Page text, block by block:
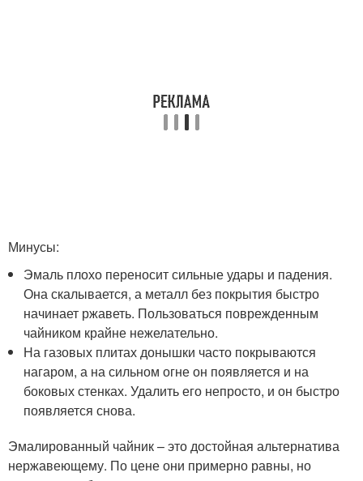
Минусы:
Эмаль плохо переносит сильные удары и падения.
Она скалывается, а металл без покрытия быстро
начинает ржаветь. Пользоваться поврежденным
чайником крайне нежелательно.
На газовых плитах донышки часто покрываются
нагаром, а на сильном огне он появляется и на
боковых стенках. Удалить его непросто, и он быстро
появляется снова.
Эмалированный чайник – это достойная альтернатива
нержавеющему. По цене они примерно равны, но